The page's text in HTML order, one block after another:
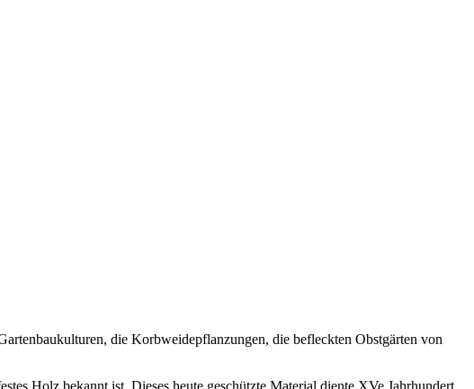
die Korbweidepflanzungen, die befleckten Obstgärten von
Holz bekannt ist. Dieses heute geschützte Material diente XVe Jahrhundert